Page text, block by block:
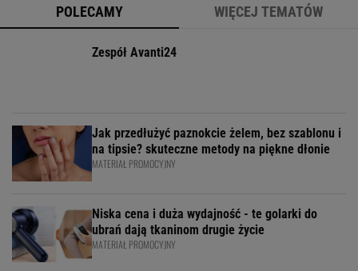
POLECAMY WIĘCEJ TEMATÓW
Zespół Avanti24
Jak przedłużyć paznokcie żelem, bez szablonu i
na tipsie? skuteczne metody na piękne dłonie
MATERIAŁ PROMOCYJNY
Niska cena i duża wydajność - te golarki do
ubrań dają tkaninom drugie życie
MATERIAŁ PROMOCYJNY